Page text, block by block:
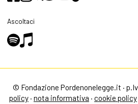
Ascoltaci
© Fondazione Pordenonelegge.it ·
policy · nota informativa · cookie policy